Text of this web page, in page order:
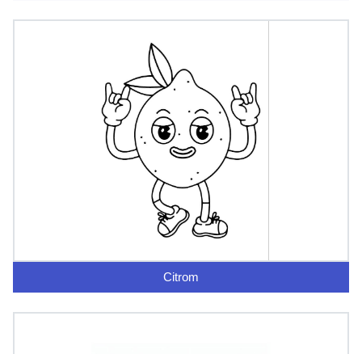
Citrom